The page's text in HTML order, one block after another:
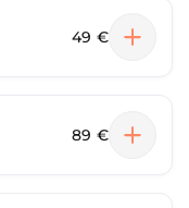
49 €
89 €